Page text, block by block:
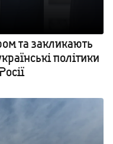
та закликають
політики